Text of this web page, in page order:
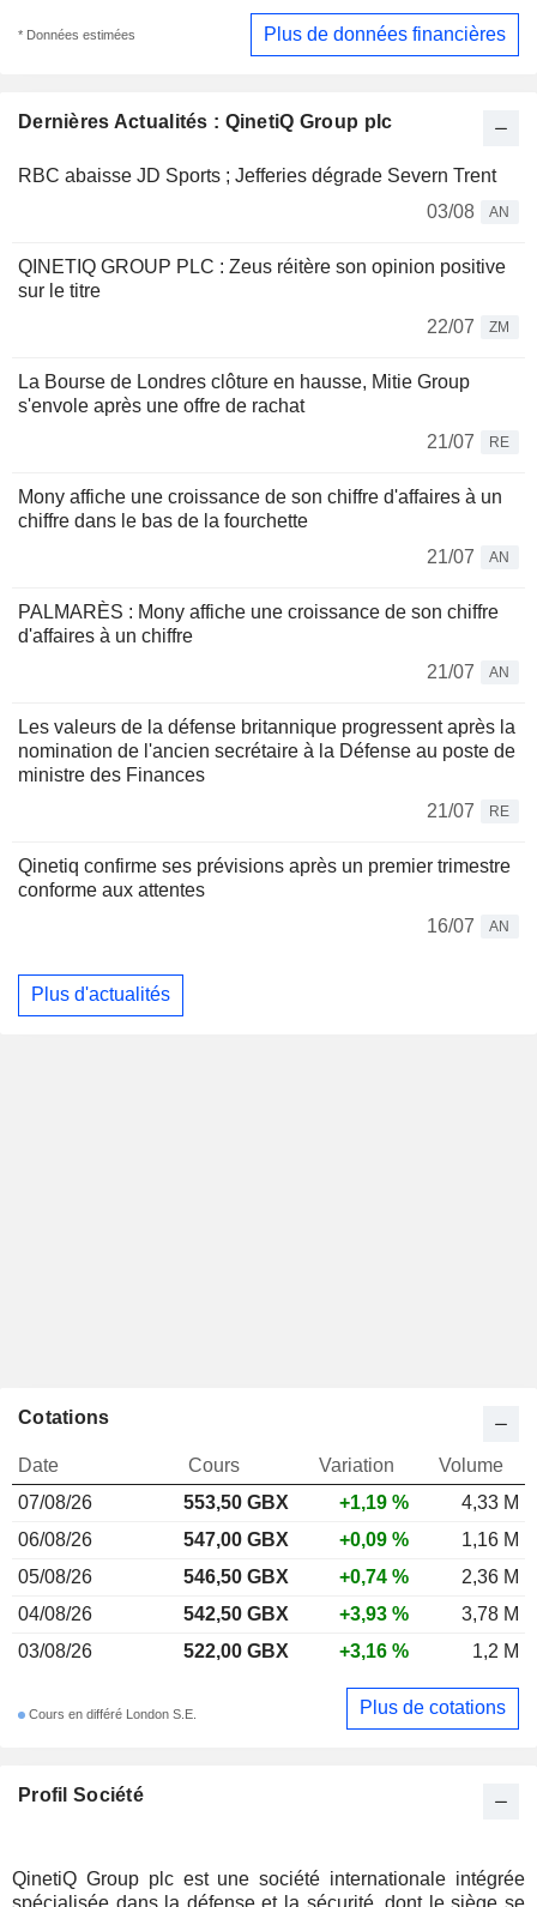
Dernières Actualités : QinetiQ Group plc
RBC abaisse JD Sports ; Jefferies dégrade Severn Trent
03/08
AN
QINETIQ GROUP PLC : Zeus réitère son opinion positive
sur le titre
22/07
ZM
La Bourse de Londres clôture en hausse, Mitie Group
s'envole après une offre de rachat
21/07
RE
Mony affiche une croissance de son chiffre d'affaires à un
chiffre dans le bas de la fourchette
21/07
AN
PALMARÈS : Mony affiche une croissance de son chiffre
d'affaires à un chiffre
21/07
AN
Les valeurs de la défense britannique progressent après la
nomination de l'ancien secrétaire à la Défense au poste de
ministre des Finances
21/07
RE
Qinetiq confirme ses prévisions après un premier trimestre
conforme aux attentes
16/07
AN
Plus d'actualités
* Données estimées Plus de données financières
Profil Société
QinetiQ Group plc est une société internationale intégrée
spécialisée dans la défense et la sécurité, dont le siège se
Cotations
Date Cours Variation
Volume
07/08/26
553,50 GBX +1,19 %
4,33 M
06/08/26
547,00 GBX +0,09 %
1,16 M
05/08/26
546,50 GBX +0,74 %
2,36 M
04/08/26
542,50 GBX +3,93 %
3,78 M
03/08/26
522,00 GBX +3,16 % 1,2 M
Cours en différé London S.E. Plus de cotations